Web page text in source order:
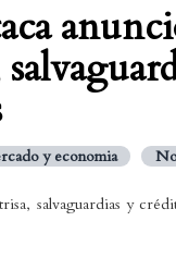
y economia